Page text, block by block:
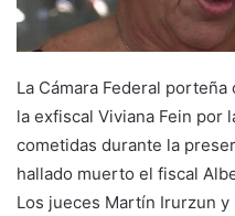
La Cámara Federal
la exfiscal Viviana Fein por
cometidas durante la
hallado muerto el fiscal
Los jueces Martín Irurzun